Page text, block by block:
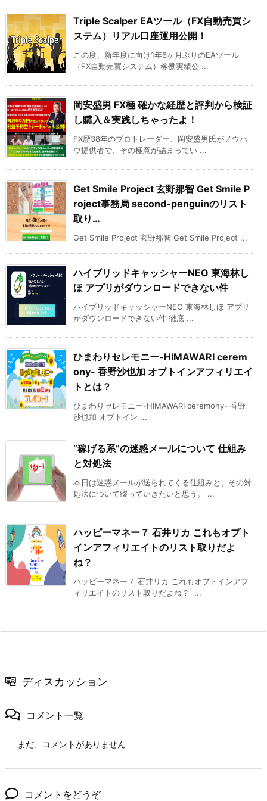
Triple Scalper EAツール（FX自動売買シ
ステム）リアル口座運用公開！
この度、新年度に向け1年6ヶ月ぶりのEAツール
（FX自動売買システム）稼働実績公 ...
岡安盛男 FX極 確かな経歴と評判から検証
し購入＆実践しちゃったよ！
FX歴38年のプロトレーダー、岡安盛男氏がノウハ
ウ提供者で、その極意が詰まってい ...
Get Smile Project 玄野那智 Get Smile P
roject事務局 second-penguinのリスト
取り…
Get Smile Project 玄野那智 Get Smile Project ...
ハイブリッドキャッシャーNEO 東海林し
ほ アプリがダウンロードできない件
ハイブリッドキャッシャーNEO 東海林しほ アプリ
がダウンロードできない件 徹底 ...
ひまわりセレモニー-HIMAWARI cerem
ony- 香野沙也加 オプトインアフィリエイ
トとは？
ひまわりセレモニー-HIMAWARI ceremony- 香野
沙也加 オプトイン ...
”稼げる系”の迷惑メールについて 仕組み
と対処法
本日は迷惑メールが送られてくる仕組みと、その対
処法について綴っていきたいと思う。 ...
ハッピーマネー７ 石井リカ これもオプト
インアフィリエイトのリスト取りだよ
ね？
ハッピーマネー７ 石井リカ これもオプトインアフ
ィリエイトのリスト取りだよね？ ...
ディスカッション
コメント一覧
まだ、コメントがありません
コメントをどうぞ